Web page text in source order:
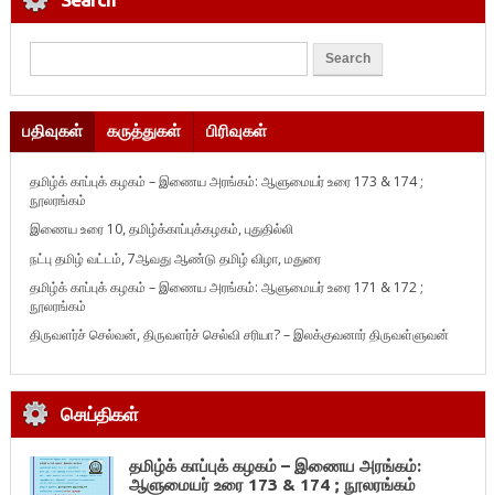
பதிவுகள் கருத்துகள் பிரிவுகள்
தமிழ்க் காப்புக் கழகம் – இணைய அரங்கம்: ஆளுமையர் உரை 173 & 174 ;
நூலரங்கம்
இணைய உரை 10, தமிழ்க்காப்புக்கழகம், புதுதில்லி
நட்பு தமிழ் வட்டம், 7ஆவது ஆண்டு தமிழ் விழா, மதுரை
தமிழ்க் காப்புக் கழகம் – இணைய அரங்கம்: ஆளுமையர் உரை 171 & 172 ;
நூலரங்கம்
திருவளர்ச் செல்வன், திருவளர்ச் செல்வி சரியா? – இலக்குவனார் திருவள்ளுவன்
செய்திகள்
தமிழ்க் காப்புக் கழகம் – இணைய அரங்கம்:
ஆளுமையர் உரை 173 & 174 ; நூலரங்கம்